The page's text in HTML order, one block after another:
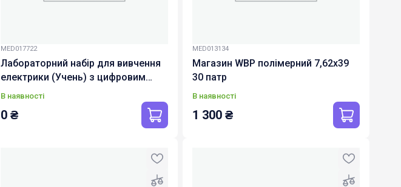
MED017722
Лабораторний набір для вивчення
електрики (Учень) з цифровим
курсом з функціями ШІ (pcb-ulabs-
В наявності
0 ₴
MED013134
Магазин WBP полімерний 7,62х39
30 патр
В наявності
1 300 ₴